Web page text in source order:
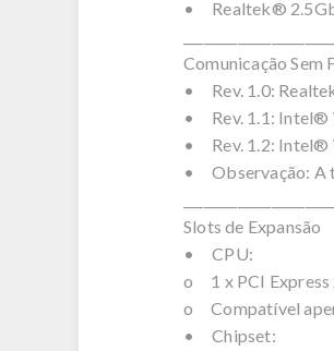
• Realtek®
Comunicação Sem
• Rev. 1.0:
• Rev. 1.1: Intel®
• Rev. 1.2: Intel®
• Observação: A
Slots de Expansão
• CPU:
o 1 x PCI Express
o Compatível
• Chipset: